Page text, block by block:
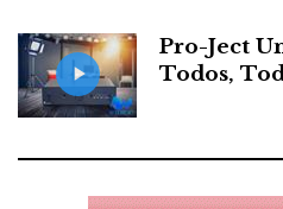
Pro-Ject
Todos,